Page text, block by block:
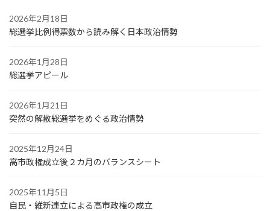
2026年2月18日
総選挙比例得票数から読み解く日本政治情勢
2026年1月28日
総選挙アピール
2026年1月21日
突然の解散総選挙をめぐる政治情勢
2025年12月24日
高市政権成立後２カ月のバランスシート
2025年11月5日
自民・維新連立による高市政権の成立